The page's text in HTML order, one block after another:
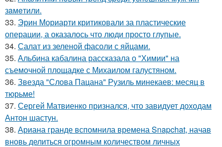
зaмeтили.
33. Эрин Мориарти критиковали за пластические
операции, а оказалось что люди просто глупые.
34. Салат из зеленой фасоли с яйцами.
35. Альбина кабалина рассказала о "Химии" на
съемочной площадке с Михаилом галустяном.
36. Звезда "Слова Пацана" Рузиль минекаев: месяц в
тюрьме!
37. Сергей Матвиенко признался, что завидует доходам
Антон шастун.
38. Ариана гранде вспомнила времена Snapchat, начав
вновь делиться огромным количеством личных